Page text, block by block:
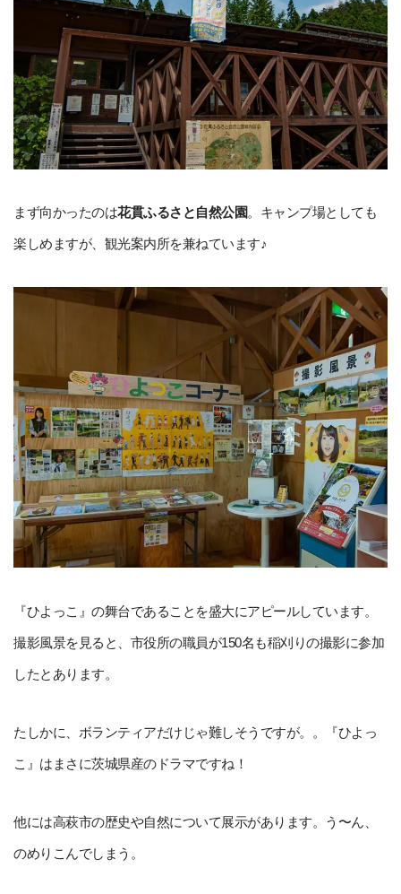
まず向かったのは花貫ふるさと自然公園。キャンプ場としても
楽しめますが、観光案内所を兼ねています♪
『ひよっこ』の舞台であることを盛大にアピールしています。
撮影風景を見ると、市役所の職員が150名も稲刈りの撮影に参加
したとあります。
たしかに、ボランティアだけじゃ難しそうですが。。『ひよっ
こ』はまさに茨城県産のドラマですね！
他には高萩市の歴史や自然について展示があります。う〜ん、
のめりこんでしまう。